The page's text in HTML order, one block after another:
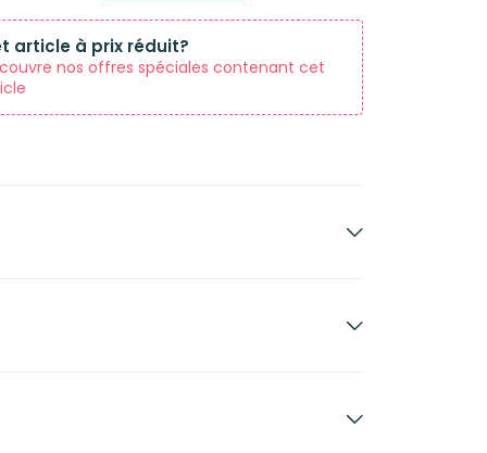
article à prix réduit?
nos offres spéciales contenant cet